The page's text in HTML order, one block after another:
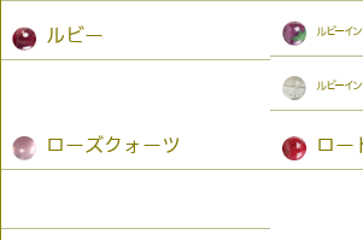
ルビー ルビーイ
ルビーイ
ローズクォーツ ロー